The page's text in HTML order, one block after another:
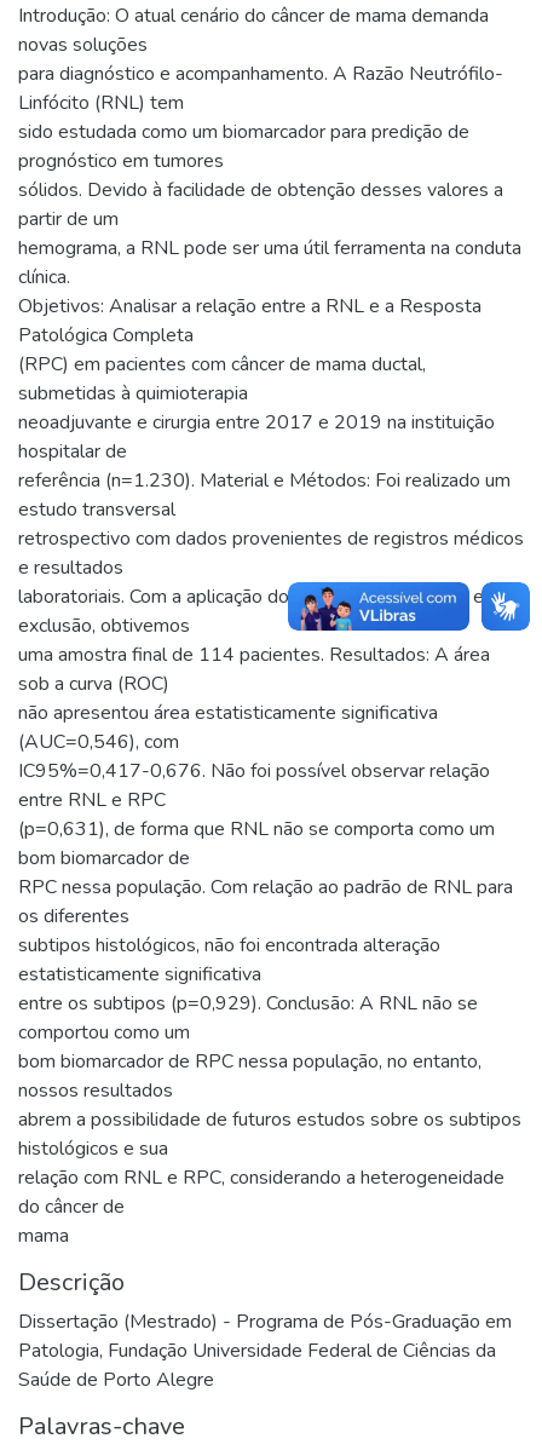
Introdução: O atual cenário do câncer de mama demanda
novas soluções
para diagnóstico e acompanhamento. A Razão Neutrófilo-
Linfócito (RNL) tem
sido estudada como um biomarcador para predição de
prognóstico em tumores
sólidos. Devido à facilidade de obtenção desses valores a
partir de um
hemograma, a RNL pode ser uma útil ferramenta na conduta
clínica.
Objetivos: Analisar a relação entre a RNL e a Resposta
Patológica Completa
(RPC) em pacientes com câncer de mama ductal,
submetidas à quimioterapia
neoadjuvante e cirurgia entre 2017 e 2019 na instituição
hospitalar de
referência (n=1.230). Material e Métodos: Foi realizado um
estudo transversal
retrospectivo com dados provenientes de registros médicos
e resultados
laboratoriais. Com a aplicação dos critérios de inclusão e
exclusão, obtivemos
uma amostra final de 114 pacientes. Resultados: A área
sob a curva (ROC)
não apresentou área estatisticamente significativa
(AUC=0,546), com
IC95%=0,417-0,676. Não foi possível observar relação
entre RNL e RPC
(p=0,631), de forma que RNL não se comporta como um
bom biomarcador de
RPC nessa população. Com relação ao padrão de RNL para
os diferentes
subtipos histológicos, não foi encontrada alteração
estatisticamente significativa
entre os subtipos (p=0,929). Conclusão: A RNL não se
comportou como um
bom biomarcador de RPC nessa população, no entanto,
nossos resultados
abrem a possibilidade de futuros estudos sobre os subtipos
histológicos e sua
relação com RNL e RPC, considerando a heterogeneidade
do câncer de
mama
Descrição
Dissertação (Mestrado) - Programa de Pós-Graduação em
Patologia, Fundação Universidade Federal de Ciências da
Saúde de Porto Alegre
Palavras-chave